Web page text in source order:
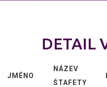
DETAIL
JMÉNO
NÁZEV
ŠTAFETY